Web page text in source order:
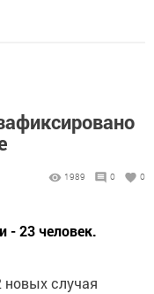
1989 0 0
- 23 человек.
новых случая